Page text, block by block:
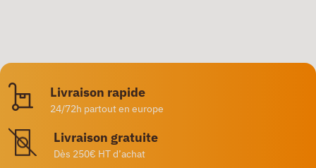
Livraison rapide
24/72h partout en europe
Livraison gratuite
Dès 250€ HT d’achat